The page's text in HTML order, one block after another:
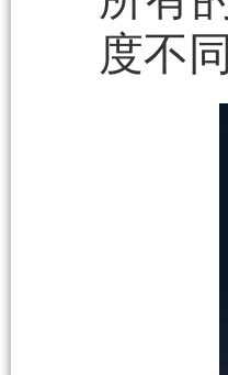
度不